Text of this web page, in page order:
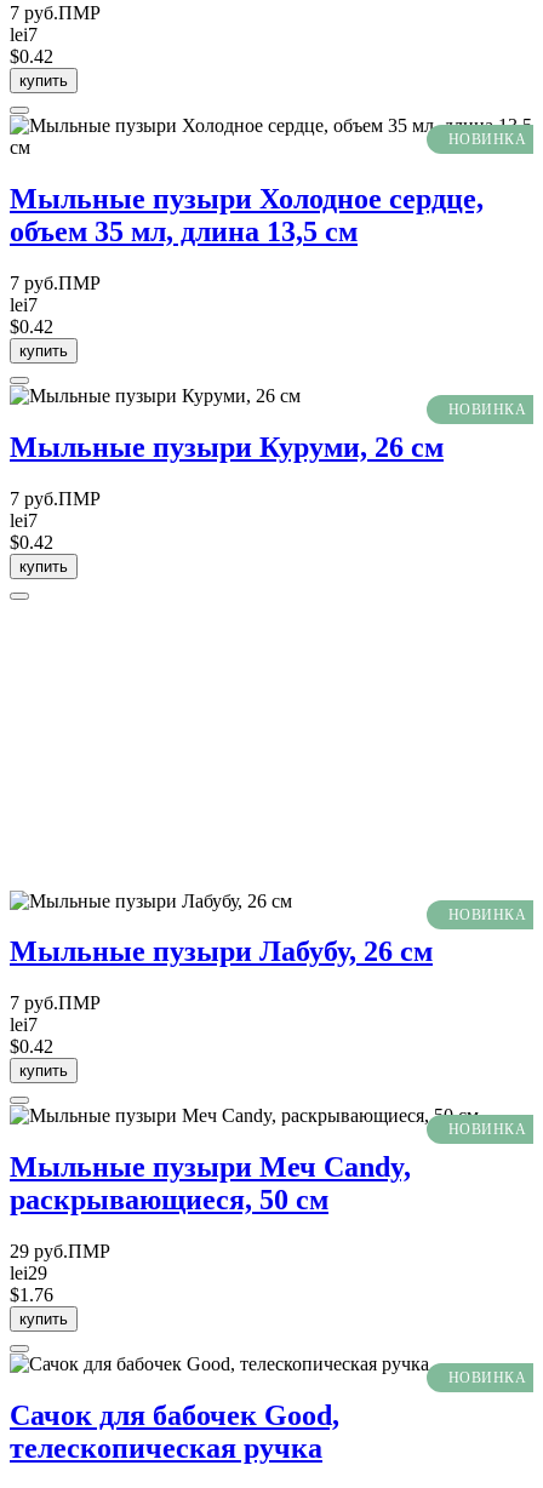
7 руб.ПМР
lei7
$0.42
купить
НОВИНКА
Мыльные пузыри Холодное сердце,
объем 35 мл, длина 13,5 см
7 руб.ПМР
lei7
$0.42
купить
НОВИНКА
Мыльные пузыри Куруми, 26 см
7 руб.ПМР
lei7
$0.42
купить
НОВИНКА
Мыльные пузыри Лабубу, 26 см
7 руб.ПМР
lei7
$0.42
купить
НОВИНКА
Мыльные пузыри Меч Candy,
раскрывающиеся, 50 см
29 руб.ПМР
lei29
$1.76
купить
НОВИНКА
Сачок для бабочек Good,
телескопическая ручка